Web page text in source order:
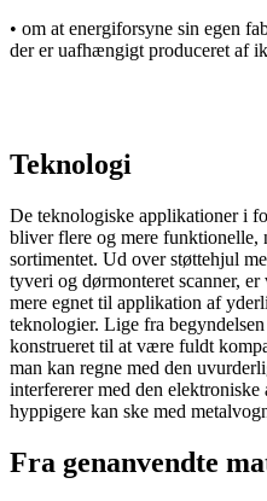
• om at energiforsyne sin egen
der er uafhængigt produceret af
Teknologi
De teknologiske applikationer i
bliver flere og mere funktionelle,
sortimentet. Ud over støttehjul
tyveri og dørmonteret scanner,
mere egnet til applikation af
teknologier. Lige fra
konstrueret til at være fuldt
man kan regne med den
interfererer med den
hyppigere kan ske med
Fra genanvendte